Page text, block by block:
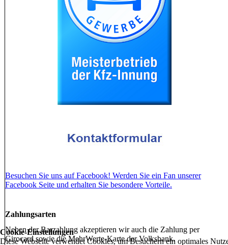
Besuchen Sie uns auf Facebook! Werden Sie ein Fan unserer
Facebook Seite und erhalten Sie besondere Vorteile.
Zahlungsarten
Neben der Barzahlung akzeptieren wir auch die Zahlung per
Girocard sowie die MehrWerte-Karte der Volksbank.
Cookie-Einstellungen
Diese Webseite verwendet Cookies, um Besuchern ein optimales